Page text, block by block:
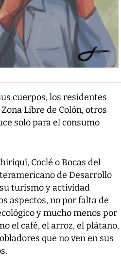
cuerpos, los residentes
Libre de Colón, otros
solo para el consumo
Coclé o Bocas del
de Desarrollo
turismo y actividad
aspectos, no por falta de
y mucho menos por
el café, el arroz, el plátano,
que no ven en sus